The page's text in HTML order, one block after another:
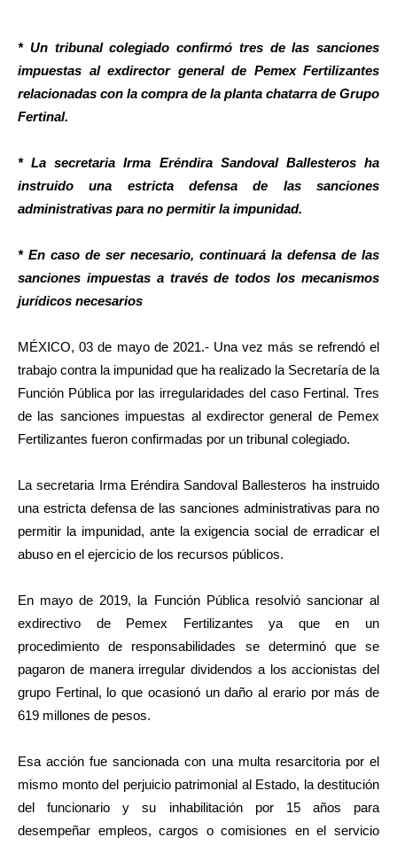
* Un tribunal colegiado confirmó tres de las sanciones
impuestas al exdirector general de Pemex Fertilizantes
relacionadas con la compra de la planta chatarra de Grupo
Fertinal.
* La secretaria Irma Eréndira Sandoval Ballesteros ha
instruido una estricta defensa de las sanciones
administrativas para no permitir la impunidad.
* En caso de ser necesario, continuará la defensa de las
sanciones impuestas a través de todos los mecanismos
jurídicos necesarios
MÉXICO, 03 de mayo de 2021.- Una vez más se refrendó el
trabajo contra la impunidad que ha realizado la Secretaría de la
Función Pública por las irregularidades del caso Fertinal. Tres
de las sanciones impuestas al exdirector general de Pemex
Fertilizantes fueron confirmadas por un tribunal colegiado.
La secretaria Irma Eréndira Sandoval Ballesteros ha instruido
una estricta defensa de las sanciones administrativas para no
permitir la impunidad, ante la exigencia social de erradicar el
abuso en el ejercicio de los recursos públicos.
En mayo de 2019, la Función Pública resolvió sancionar al
exdirectivo de Pemex Fertilizantes ya que en un
procedimiento de responsabilidades se determinó que se
pagaron de manera irregular dividendos a los accionistas del
grupo Fertinal, lo que ocasionó un daño al erario por más de
619 millones de pesos.
Esa acción fue sancionada con una multa resarcitoria por el
mismo monto del perjuicio patrimonial al Estado, la destitución
del funcionario y su inhabilitación por 15 años para
desempeñar empleos, cargos o comisiones en el servicio